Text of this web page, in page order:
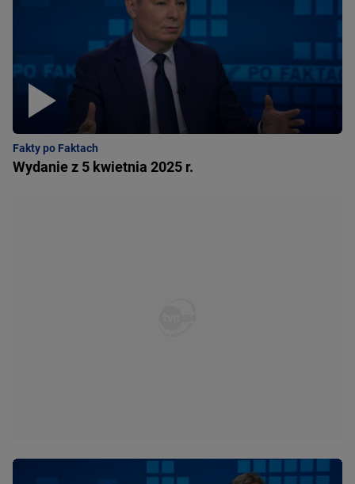
Fakty po Faktach
Wydanie z 5 kwietnia 2025 r.